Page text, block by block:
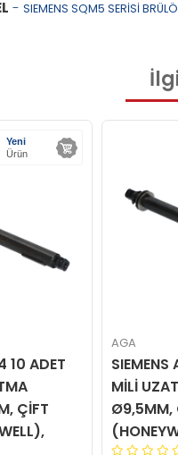
- SIEMENS SQM5 SERİSİ
Yeni
Ürün
10 ADET
ÇİFT
AGA
MİLİ
Ø9,5MM,